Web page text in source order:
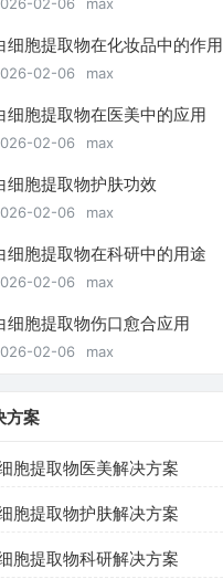
02-06 max
细胞提取物在化妆品中的作用
02-06 max
细胞提取物在医美中的应用
02-06 max
细胞提取物护肤功效
02-06 max
细胞提取物在科研中的用途
02-06 max
细胞提取物伤口愈合应用
02-06 max
方案
胞提取物医美解决方案
胞提取物护肤解决方案
胞提取物科研解决方案